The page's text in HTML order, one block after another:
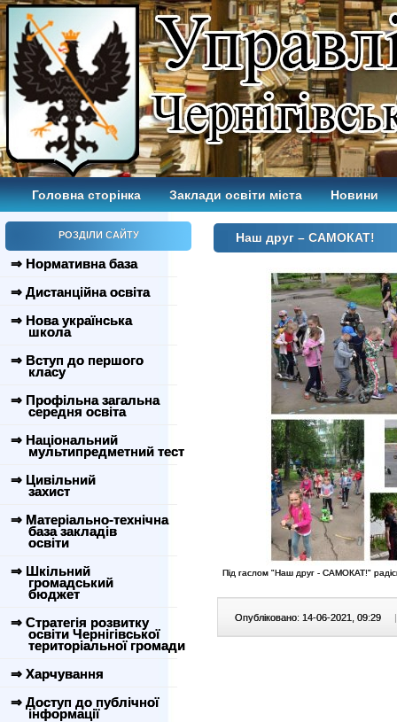
Головна сторінка Заклади освіти міста Новини
РОЗДІЛИ САЙТУ
⇒ Нормативна база
⇒ Дистанційна освіта
⇒ Нова українська
школа
⇒ Вступ до першого
класу
⇒ Профільна загальна
середня освіта
⇒ Національний
мультипредметний тест
⇒ Цивільний
захист
⇒ Матеріально-технічна
база закладів
освіти
⇒ Шкільний
громадський
бюджет
⇒ Стратегія розвитку
освіти Чернігівської
територіальної громади
⇒ Харчування
⇒ Доступ до публічної
інформації
Наш друг – САМОКАТ!
Під гаслом "Наш друг - САМОКАТ!"
Опубліковано: 14-06-2021, 09:29 |